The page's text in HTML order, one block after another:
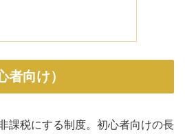
者向け）
課税にする制度。初心者向けの長